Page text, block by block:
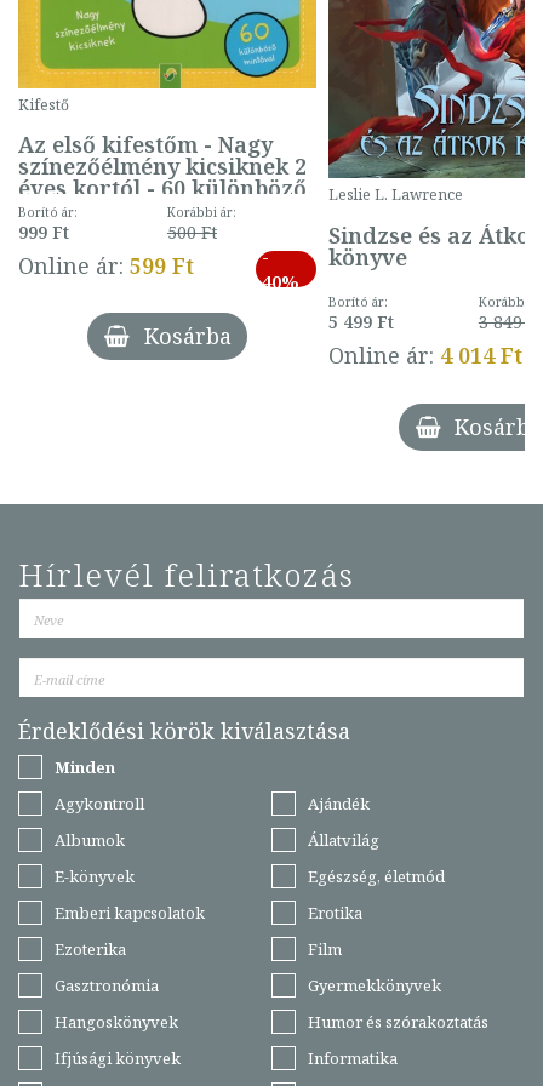
Kifestő
Az első kifestőm - Nagy
színezőélmény kicsiknek 2
éves kortól - 60 különböző
mintával (gombás)
Borító ár:
999 Ft
Korábbi ár:
500 Ft
Online ár: 599 Ft
-
40%
Kosárba
Leslie L. Lawrence
Sindzse és az Átkok
könyve
Borító ár:
5 499 Ft
Korábbi
3 849 Ft
Online ár: 4 014 Ft
Kosárba
Hírlevél feliratkozás
Érdeklődési körök kiválasztása
Minden
Agykontroll
Ajándék
Albumok
Állatvilág
E-könyvek
Egészség, életmód
Emberi kapcsolatok
Erotika
Ezoterika
Film
Gasztronómia
Gyermekkönyvek
Hangoskönyvek
Humor és szórakoztatás
Ifjúsági könyvek
Informatika